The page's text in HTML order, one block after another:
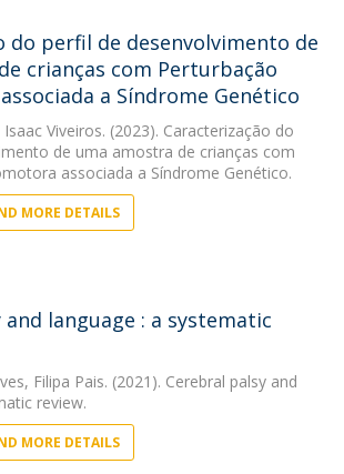
do perfil de desenvolvimento de
crianças com Perturbação
a Síndrome Genético
Viveiros. (2023). Caracterização do
de uma amostra de crianças com
associada a Síndrome Genético.
MORE DETAILS
language : a systematic
Filipa Pais. (2021). Cerebral palsy and
review.
MORE DETAILS